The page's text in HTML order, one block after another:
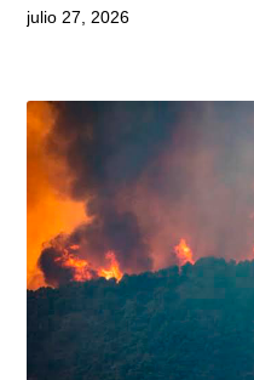
julio 27, 2026